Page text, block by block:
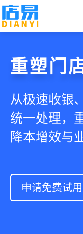
门店收
智慧收银+
商城，一套
增长难题
申请免费试用
重塑门
从极速收银
统一处理，
降本增效与
申请免费试用
驱动私
从支付即会
通，驱动私
提升忠诚度
申请免费试用
快速拓
借助小程序
后，打通全
界，提升顾
申请免费试用